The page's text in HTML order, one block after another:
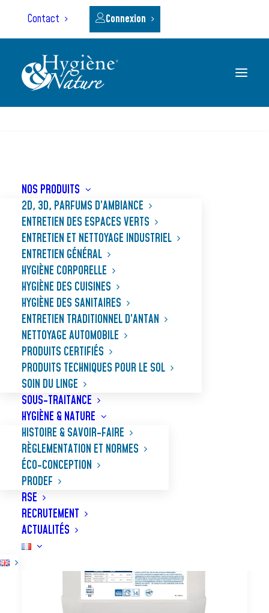
Contact Connexion
NOS PRODUITS
2D, 3D, PARFUMS D’AMBIANCE
ENTRETIEN DES ESPACES VERTS
ENTRETIEN ET NETTOYAGE INDUSTRIEL
ENTRETIEN GÉNÉRAL
HYGIÈNE CORPORELLE
HYGIÈNE DES CUISINES
HYGIÈNE DES SANITAIRES
ENTRETIEN TRADITIONNEL D’ANTAN
NETTOYAGE AUTOMOBILE
PRODUITS CERTIFIÉS
PRODUITS TECHNIQUES POUR LE SOL
SOIN DU LINGE
SOUS-TRAITANCE
HYGIÈNE & NATURE
HISTOIRE & SAVOIR-FAIRE
RÈGLEMENTATION ET NORMES
ÉCO-CONCEPTION
PRODEF
RSE
RECRUTEMENT
ACTUALITÉS
Industrie/Industrie
agroalimentaire
Panneau de gestion des cookies